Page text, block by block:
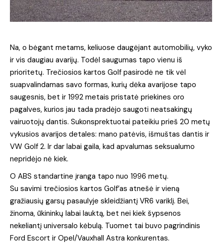
Na, o bėgant metams, keliuose daugėjant automobilių, vyko
ir vis daugiau avarijų. Todėl saugumas tapo vienu iš
prioritetų. Trečiosios kartos Golf pasirodė ne tik vėl
suapvalindamas savo formas, kurių dėka avarijose tapo
saugesnis, bet ir 1992 metais pristatė priekines oro
pagalves, kurios jau tada pradėjo saugoti neatsakingų
vairuotojų dantis. Sukonsprektuotai pateikiu prieš 20 metų
vykusios avarijos detales: mano patėvis, išmuštas dantis ir
VW Golf 2. Ir dar labai gaila, kad apvalumas seksualumo
nepridėjo nė kiek.
O ABS standartine įranga tapo nuo 1996 metų.
Su savimi trečiosios kartos Golf’as atnešė ir vieną
gražiausių garsų pasaulyje skleidžiantį VR6 variklį. Bei,
žinoma, ūkininkų labai lauktą, bet nei kiek šypsenos
nekeliantį universalo kėbulą. Tuomet tai buvo pagrindinis
Ford Escort ir Opel/Vauxhall Astra konkurentas.